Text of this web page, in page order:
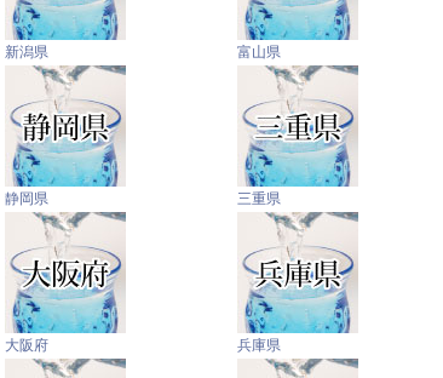
新潟県 富山県
静岡県 三重県
大阪府 兵庫県